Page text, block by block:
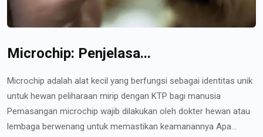
Microchip: Penjelasa...
Microchip adalah alat kecil yang berfungsi sebagai identitas unik
untuk hewan peliharaan mirip dengan KTP bagi manusia
Pemasangan microchip wajib dilakukan oleh dokter hewan atau
lembaga berwenang untuk memastikan keamanannya Apa...